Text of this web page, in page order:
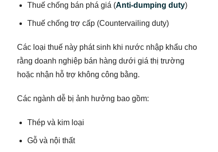
Thuế chống bán phá giá (Anti-dumping duty)
Thuế chống trợ cấp (Countervailing duty)
Các loại thuế này phát sinh khi nước nhập khẩu cho
rằng doanh nghiệp bán hàng dưới giá thị trường
hoặc nhận hỗ trợ không công bằng.
Các ngành dễ bị ảnh hưởng bao gồm:
Thép và kim loại
Gỗ và nội thất